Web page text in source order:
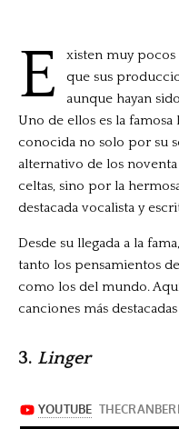
E
xisten muy
que sus
aunque hayan
Uno de ellos es la famosa
conocida no solo por su
alternativo de los
celtas, sino por la
destacada vocalista y
Desde su llegada a la
tanto los pensamientos
como los del mundo.
canciones más
3. Linger